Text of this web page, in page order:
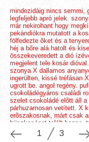
mindezidáig nincs semmi,
legfeljebb apró jelek.
már nekirohant hogy
pekándiókra mutatott a
fölfedezte õket és a
héj a bõre alá hatolt és
összekeveredett a dió
megjelent tele kosár
szonya X dallamos
ingerülten, kissé tréfásan
ugrott be. angol regény.
csokoládégyáros családi
szelet csokoládé elõtt áll
párhuzamosan vetített. X
erõszakosnak, márt csak
büszkeséget talált benne.
visszautasíthassák. ezért
bármilyen formában is